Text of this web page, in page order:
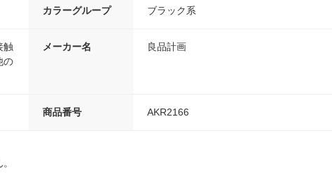
カラーグループ ブラック系
触
の
メーカー名 良品計画
商品番号 AKR2166